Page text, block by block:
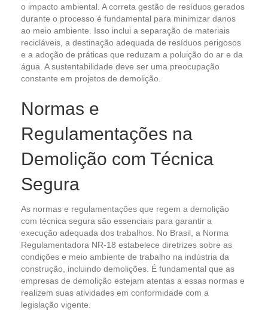
o impacto ambiental. A correta gestão de resíduos gerados
durante o processo é fundamental para minimizar danos
ao meio ambiente. Isso inclui a separação de materiais
recicláveis, a destinação adequada de resíduos perigosos
e a adoção de práticas que reduzam a poluição do ar e da
água. A sustentabilidade deve ser uma preocupação
constante em projetos de demolição.
Normas e
Regulamentações na
Demolição com Técnica
Segura
As normas e regulamentações que regem a demolição
com técnica segura são essenciais para garantir a
execução adequada dos trabalhos. No Brasil, a Norma
Regulamentadora NR-18 estabelece diretrizes sobre as
condições e meio ambiente de trabalho na indústria da
construção, incluindo demolições. É fundamental que as
empresas de demolição estejam atentas a essas normas e
realizem suas atividades em conformidade com a
legislação vigente.